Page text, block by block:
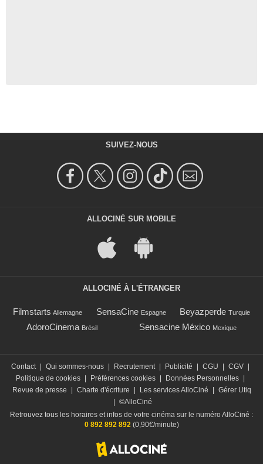
SUIVEZ-NOUS
ALLOCINÉ SUR MOBILE
ALLOCINÉ À L'ÉTRANGER
Filmstarts Allemagne SensaCine Espagne Beyazperde Turquie
AdoroCinema Brésil Sensacine México Mexique
Contact | Qui sommes-nous | Recrutement | Publicité | CGU | CGV |
Politique de cookies | Préférences cookies | Données Personnelles |
Revue de presse
| Charte d'écriture | Les services AlloCiné | Gérer Utiq
| ©AlloCiné
Retrouvez tous les horaires et infos de votre cinéma sur le numéro AlloCiné :
0 892 892 892 (0,90€/minute)